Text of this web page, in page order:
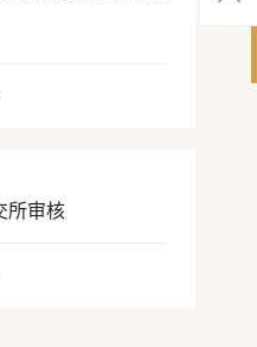
所审核